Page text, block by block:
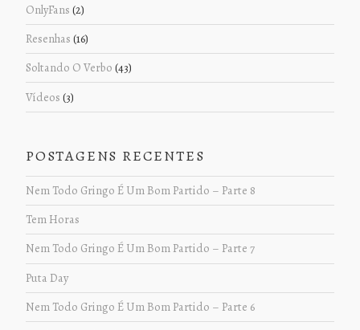
OnlyFans (2)
Resenhas (16)
Soltando O Verbo (43)
Vídeos (3)
POSTAGENS RECENTES
Nem Todo Gringo É Um Bom Partido – Parte 8
Tem Horas
Nem Todo Gringo É Um Bom Partido – Parte 7
Puta Day
Nem Todo Gringo É Um Bom Partido – Parte 6